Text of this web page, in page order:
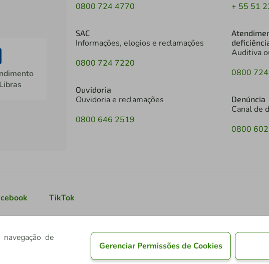
0800 724 4770
SAC
Informações, elogios e reclamações
0800 724 7220
Ouvidoria
Ouvidoria e reclamações
0800 646 2519
+ 55 51
Auditiva
0800
Denúncia
Canal de
0800
TikTok
de
Gerenciar Permissões de Cookies